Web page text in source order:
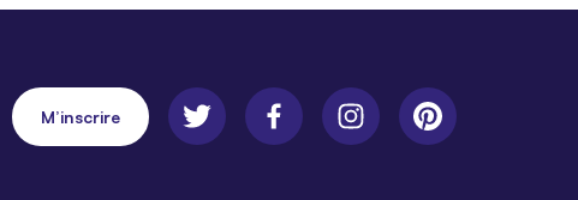
M’inscrire